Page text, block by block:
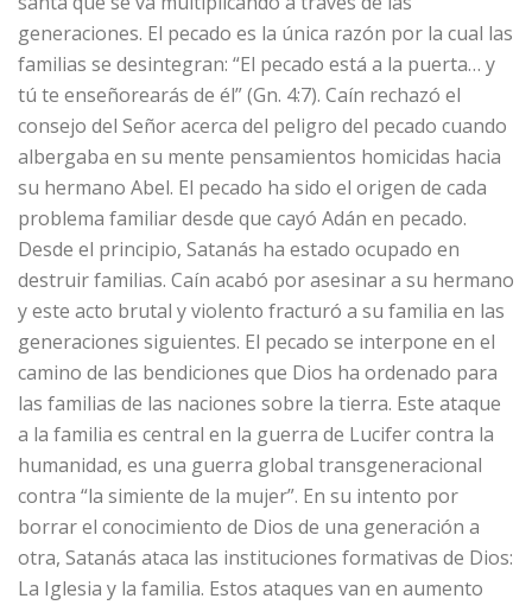
generaciones. El pecado es la única razón por la cual las
familias se desintegran: “El pecado está a la puerta… y
tú te enseñorearás de él” (Gn. 4:7). Caín rechazó el
consejo del Señor acerca del peligro del pecado cuando
albergaba en su mente pensamientos homicidas hacia
su hermano Abel. El pecado ha sido el origen de cada
problema familiar desde que cayó Adán en pecado.
Desde el principio, Satanás ha estado ocupado en
destruir familias. Caín acabó por asesinar a su hermano
y este acto brutal y violento fracturó a su familia en las
generaciones siguientes. El pecado se interpone en el
camino de las bendiciones que Dios ha ordenado para
las familias de las naciones sobre la tierra. Este ataque
a la familia es central en la guerra de Lucifer contra la
humanidad, es una guerra global transgeneracional
contra “la simiente de la mujer”. En su intento por
borrar el conocimiento de Dios de una generación a
otra, Satanás ataca las instituciones formativas de Dios:
La Iglesia y la familia. Estos ataques van en aumento